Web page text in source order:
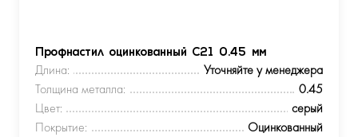
Профнастил оцинкованный С21 0.45 мм
Длина:
Уточняйте у менеджера
Толщина металла:
0.45
Цвет:
серый
Покрытие:
Оцинкованный